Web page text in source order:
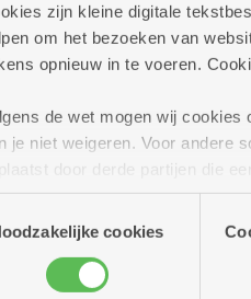
zijn kleine digitale
om het bezoeken van
opnieuw in te voeren.
de wet mogen wij
je niet weigeren. Voor andere
door derde partijen die
gebruik van
cookies
2026 14.00 uur tot
De Meere